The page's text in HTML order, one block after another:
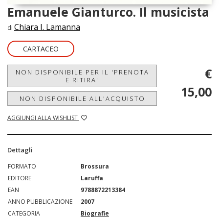
Emanuele Gianturco. Il musicista
di Chiara I. Lamanna
CARTACEO
NON DISPONIBILE PER IL 'PRENOTA
E RITIRA'
NON DISPONIBILE ALL'ACQUISTO
AGGIUNGI ALLA WISHLIST
€
15,00
Dettagli
FORMATO
Brossura
EDITORE
Laruffa
EAN
9788872213384
ANNO PUBBLICAZIONE
2007
CATEGORIA
Biografie